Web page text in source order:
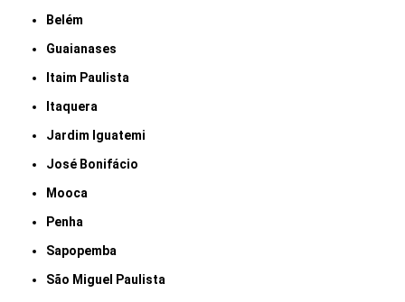
Belém
Guaianases
Itaim Paulista
Itaquera
Jardim Iguatemi
José Bonifácio
Mooca
Penha
Sapopemba
São Miguel Paulista